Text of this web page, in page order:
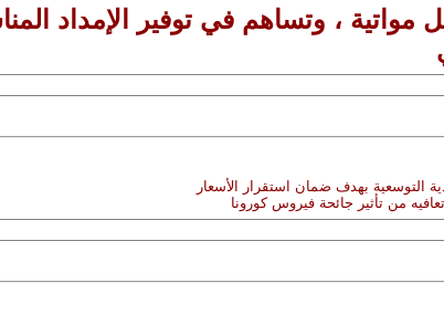
، وتساهم في توفير الإمداد
التوسعية بهدف ضمان استقرار الأسعار
من تأثير جائحة فيروس كورونا